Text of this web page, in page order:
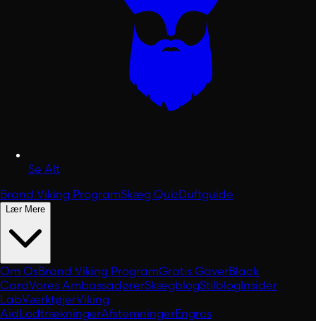
Se Alt
Brand Viking ProgramSkæg QuizDuftguide
Lær Mere
Om OsBrand Viking ProgramGratis GaverBlack
CardVores AmbassadørerSkægblogStilblogInsider
LabVærktøjerViking
AidLodtrækningerAfstemningerEngros